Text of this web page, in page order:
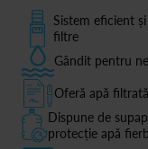
Sistem eficient
filtre
Gândit pentru
Oferă apă
Dispune de
protecție apă